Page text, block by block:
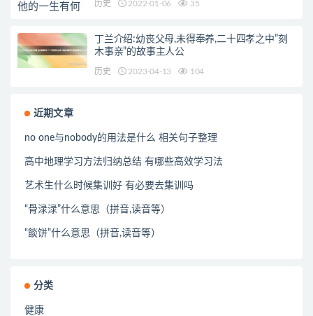
历史 2022-01-06 35
丁兰介绍:幼丧父母,未得奉养,二十四孝之中”刻
木事亲”的故事主人公
历史 2023-04-13 104
近期文章
no one与nobody的用法是什么 相关句子整理
高中地理学习方法归纳总结 有哪些高效学习法
艺术生什么时候集训好 有必要去集训吗
“骨渌渌”什么意思（拼音,读音等）
“餤饼”什么意思（拼音,读音等）
分类
健康